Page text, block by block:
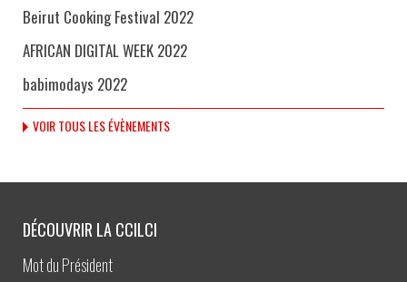
Beirut Cooking Festival 2022
AFRICAN DIGITAL WEEK 2022
babimodays 2022
VOIR TOUS LES ÉVÈNEMENTS
DÉCOUVRIR LA CCILCI
Mot du Président